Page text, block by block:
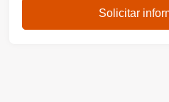
Solicitar